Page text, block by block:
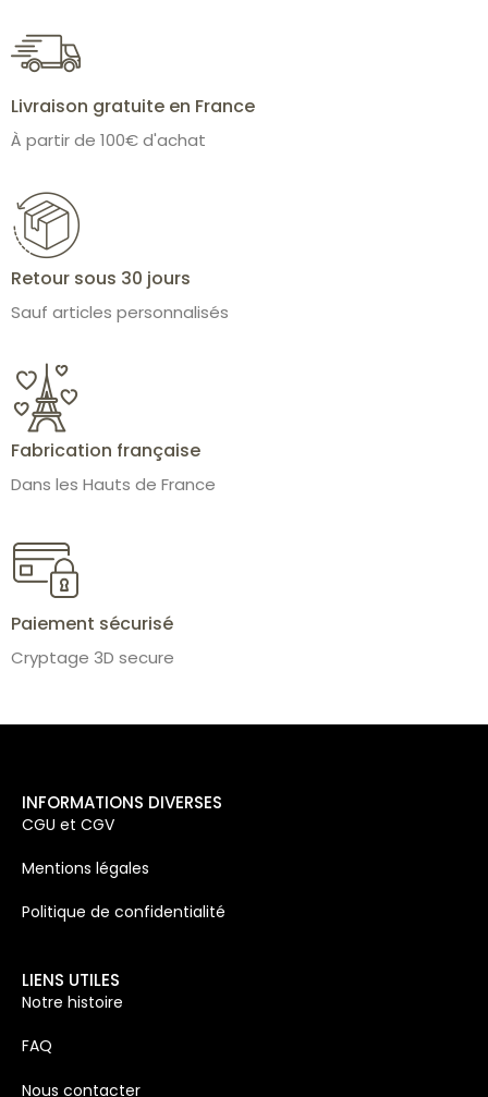
Livraison gratuite en France
À partir de 100€ d'achat
Retour sous 30 jours
Sauf articles personnalisés
Fabrication française
Dans les Hauts de France
Paiement sécurisé
Cryptage 3D secure
INFORMATIONS DIVERSES
CGU et CGV
Mentions légales
Politique de confidentialité
LIENS UTILES
Notre histoire
FAQ
Nous contacter